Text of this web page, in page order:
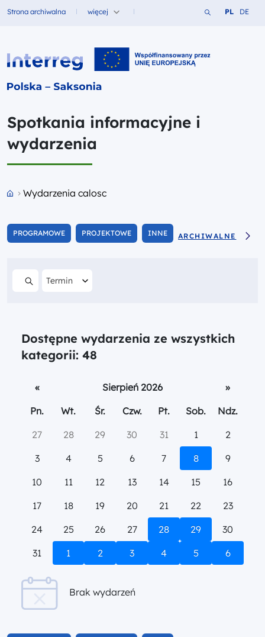
Fundusze dla
Strona archiwalna więcej Szukaj w
Zmień
PL Zmień
DE
Interreg PL-SN 2021-2027
Spotkania informacyjne i
wydarzenia
Przejdź do strony głównej portalu
Wydarzenia calosc
PROGRAMOWE PROJEKTOWE INNE ARCHIWALNE
Filtruj według
Termin
Dostępne wydarzenia ze wszystkich
kategorii: 48
« Sierpień 2026
»
Pn.
Wt. Śr. Czw. Pt. Sob.
Ndz.
27
28 29 30 31 1
2
3
4 5 6 7 8
9
10
11 12 13 14 15
16
17
18 19 20 21 22
23
24
25 26 27 28 29
30
31
1 2 3 4 5 6
Brak wydarzeń